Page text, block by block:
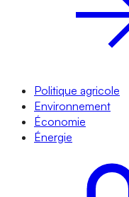
Politique agricole
Environnement
Économie
Énergie